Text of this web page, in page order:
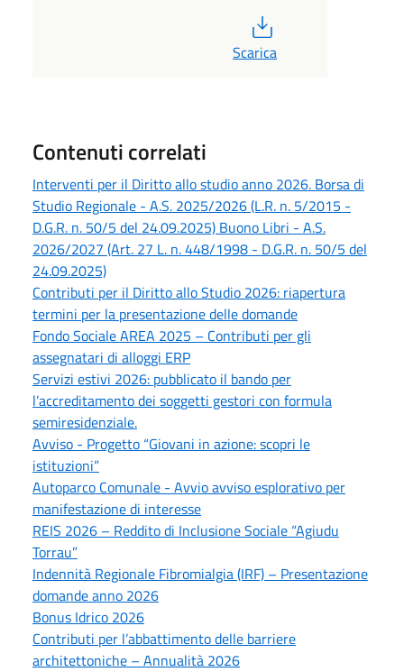
Scarica
Contenuti correlati
Interventi per il Diritto allo studio anno 2026. Borsa di
Studio Regionale - A.S. 2025/2026 (L.R. n. 5/2015 -
D.G.R. n. 50/5 del 24.09.2025) Buono Libri - A.S.
2026/2027 (Art. 27 L. n. 448/1998 - D.G.R. n. 50/5 del
24.09.2025)
Contributi per il Diritto allo Studio 2026: riapertura
termini per la presentazione delle domande
Fondo Sociale AREA 2025 – Contributi per gli
assegnatari di alloggi ERP
Servizi estivi 2026: pubblicato il bando per
l’accreditamento dei soggetti gestori con formula
semiresidenziale.
Avviso - Progetto “Giovani in azione: scopri le
istituzioni”
Autoparco Comunale - Avvio avviso esplorativo per
manifestazione di interesse
REIS 2026 – Reddito di Inclusione Sociale “Agiudu
Torrau”
Indennità Regionale Fibromialgia (IRF) – Presentazione
domande anno 2026
Bonus Idrico 2026
Contributi per l’abbattimento delle barriere
architettoniche – Annualità 2026